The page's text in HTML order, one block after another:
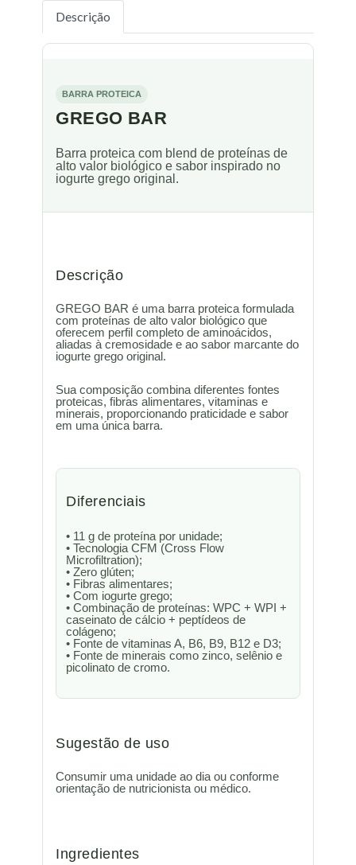
Descrição
BARRA PROTEICA
GREGO BAR
Barra proteica com blend de proteínas de
alto valor biológico e sabor inspirado no
iogurte grego original.
Descrição
GREGO BAR é uma barra proteica formulada
com proteínas de alto valor biológico que
oferecem perfil completo de aminoácidos,
aliadas à cremosidade e ao sabor marcante do
iogurte grego original.
Sua composição combina diferentes fontes
proteicas, fibras alimentares, vitaminas e
minerais, proporcionando praticidade e sabor
em uma única barra.
Diferenciais
• 11 g de proteína por unidade;
• Tecnologia CFM (Cross Flow
Microfiltration);
• Zero glúten;
• Fibras alimentares;
• Com iogurte grego;
• Combinação de proteínas: WPC + WPI +
caseinato de cálcio + peptídeos de
colágeno;
• Fonte de vitaminas A, B6, B9, B12 e D3;
• Fonte de minerais como zinco, selênio e
picolinato de cromo.
Sugestão de uso
Consumir uma unidade ao dia ou conforme
orientação de nutricionista ou médico.
Ingredientes